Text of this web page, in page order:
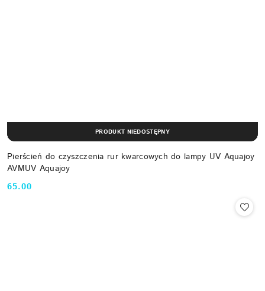
Pierścień do czyszczenia rur kwarcowych do lampy UV Aquajoy
AVMUV Aquajoy
Cena:
65.00
PRODUKT NIEDOSTĘPNY